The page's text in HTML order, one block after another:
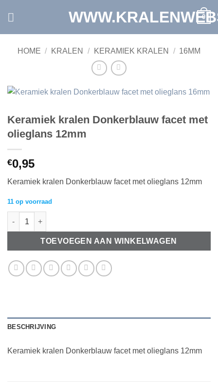
0
HOME / KRALEN / KERAMIEK KRALEN / 16MM
Keramiek kralen Donkerblauw facet met
olieglans 12mm
€0,95
Keramiek kralen Donkerblauw facet met olieglans 12mm
11 op voorraad
Keramiek kralen Donkerblauw facet met olieglans 12mm aantal
TOEVOEGEN AAN WINKELWAGEN
BESCHRIJVING
Keramiek kralen Donkerblauw facet met olieglans 12mm